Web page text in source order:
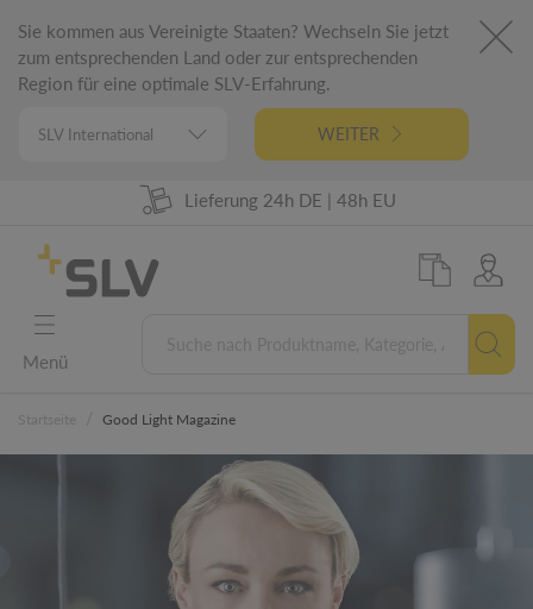
Sie kommen aus Vereinigte Staaten? Wechseln Sie jetzt
zum entsprechenden Land oder zur entsprechenden
Region für eine optimale SLV-Erfahrung.
WEITER
98% Warenverfügbarkeit
Lieferung 24h DE | 48h EU
5 Jahre Garantie
German Engineering
Menü
Good Light Magazine